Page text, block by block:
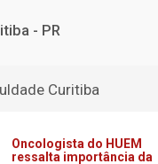
- PR
Curitiba
Oncologista do HUEM
ressalta importância da